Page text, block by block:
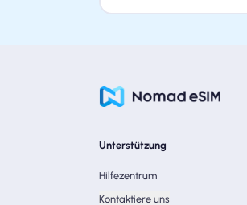
Unterstützung
Hilfezentrum
Kontaktiere uns